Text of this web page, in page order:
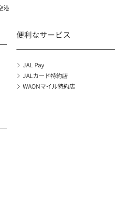
港
便利なサービス
JAL Pay
JALカード特約店
WAONマイル特約店